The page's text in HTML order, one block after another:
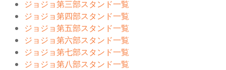
ジョジョ第三部スタンド一覧
ジョジョ第四部スタンド一覧
ジョジョ第五部スタンド一覧
ジョジョ第六部スタンド一覧
ジョジョ第七部スタンド一覧
ジョジョ第八部スタンド一覧